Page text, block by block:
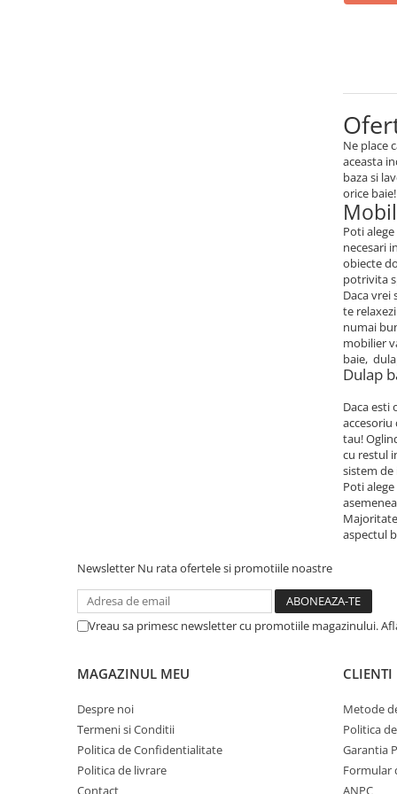
Ne place
aceasta
baza si
orice
Poti
necesari
obiecte
potrivita
Daca vrei
te
numai
mobilier
baie,
Dulap
Daca esti
accesoriu
tau!
cu restul
sistem
Poti
aspectul
Newsletter Nu rata ofertele si promotiile noastre
Vreau sa primesc newsletter cu promotiile magazinului.
MAGAZINUL MEU
Despre noi
Termeni si Conditii
Politica de Confidentialitate
Politica de livrare
Contact
CLIENTI
Metode
Politica
Garantia
Formular
ANPC